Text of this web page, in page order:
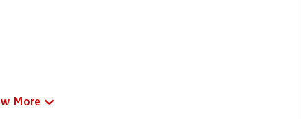
More